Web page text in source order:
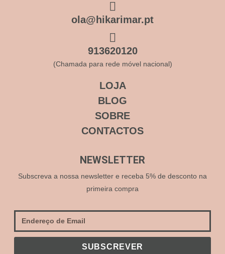
ola@hikarimar.pt
913620120
(Chamada para rede móvel nacional)
LOJA
BLOG
SOBRE
CONTACTOS
NEWSLETTER
Subscreva a nossa newsletter e receba 5% de desconto na
primeira compra
SUBSCREVER